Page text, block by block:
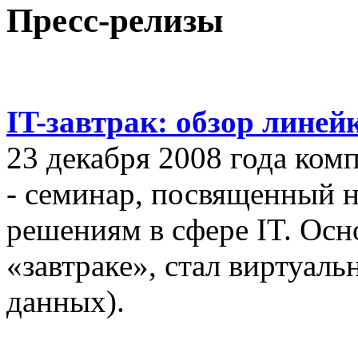
Пресс-релизы
IT-завтрак: обзор
23 декабря 2008 года
- семинар, посвященный
решениям в сфере IT.
«завтраке», стал
данных).